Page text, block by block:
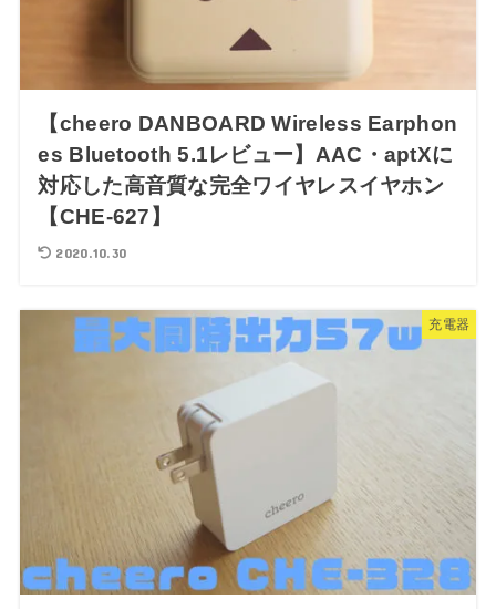
【cheero DANBOARD Wireless Earphon
es Bluetooth 5.1レビュー】AAC・aptXに
対応した高音質な完全ワイヤレスイヤホン
【CHE-627】
2020.10.30
充電器